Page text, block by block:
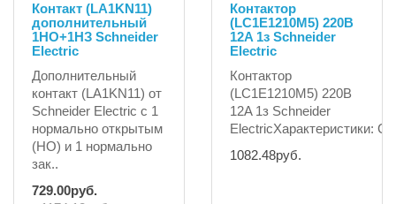
Контакт (LA1KN11)
дополнительный
1НО+1НЗ Schneider
Electric
Дополнительный
контакт (LA1KN11) от
Schneider Electric с 1
нормально открытым
(НО) и 1 нормально
зак..
729.00руб.
Контактор
(LC1E1210M5) 220B
12A 1з Schneider
Electric
Контактор
(LC1E1210M5) 220B
12A 1з Schneider
ElectricХарактеристики:
1082.48руб.